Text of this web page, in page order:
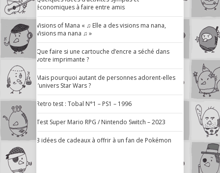
économiques à faire entre amis
Visions of Mana « ♫ Elle a des visions ma nana,
Visions ma nana ♫ »
Que faire si une cartouche d’encre a séché dans
votre imprimante ?
Mais pourquoi autant de personnes adorent-elles
l’univers Star Wars ?
Retro test : Tobal N°1 – PS1 – 1996
Test Super Mario RPG / Nintendo Switch – 2023
3 idées de cadeaux à offrir à un fan de Pokémon